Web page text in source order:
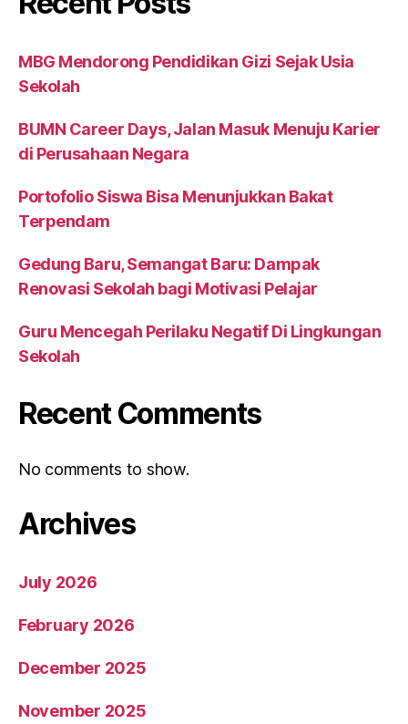
MBG Mendorong Pendidikan Gizi Sejak Usia
Sekolah
BUMN Career Days, Jalan Masuk Menuju Karier
di Perusahaan Negara
Portofolio Siswa Bisa Menunjukkan Bakat
Terpendam
Gedung Baru, Semangat Baru: Dampak
Renovasi Sekolah bagi Motivasi Pelajar
Guru Mencegah Perilaku Negatif Di Lingkungan
Sekolah
Recent Comments
No comments to show.
Archives
July 2026
February 2026
December 2025
November 2025